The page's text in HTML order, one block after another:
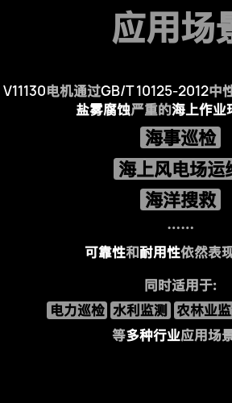
应用场
V11130电机通过GB/T 10125-2012中
盐雾腐蚀严重的海上作业
海事巡检
海上风电场运
海洋搜救
……
可靠性和耐用性依然表
同时适用于:
电力巡检 水利监测 农林业
等多种行业应用场景